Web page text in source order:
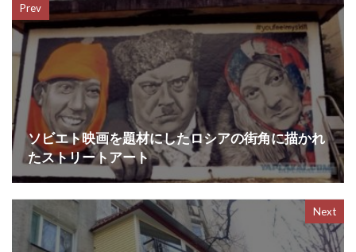
b
o
o
k
t
e
r
n
a
Prev
ソビエト映画を題材にしたロシアの街角に描かれ
たストリートアート
Next